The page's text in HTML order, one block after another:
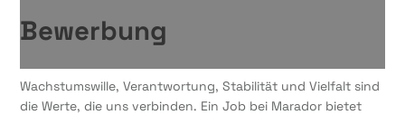
Bewerbung
Wachstumswille, Verantwortung, Stabilität und Vielfalt sind
die Werte, die uns verbinden. Ein Job bei Marador bietet